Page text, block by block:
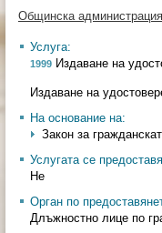
Общинска
Услуга:
1999 Издаване на
Издаване на
На основание на:
Закон за
Услугата се
Не
Орган по
Длъжностно лице по